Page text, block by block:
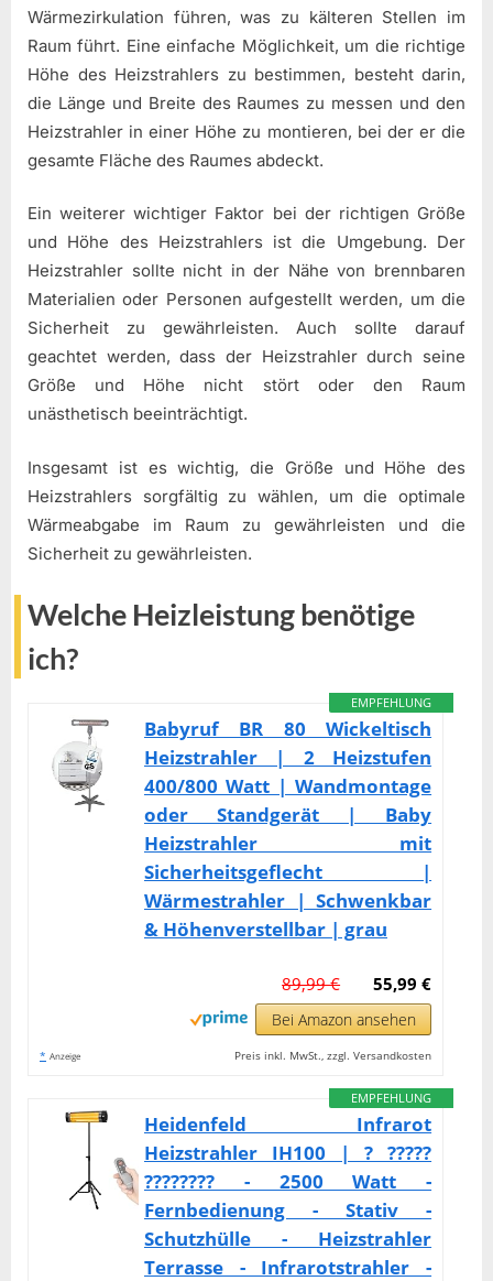
Wärmezirkulation führen, was zu kälteren Stellen im
Raum führt. Eine einfache Möglichkeit, um die richtige
Höhe des Heizstrahlers zu bestimmen, besteht darin,
die Länge und Breite des Raumes zu messen und den
Heizstrahler in einer Höhe zu montieren, bei der er die
gesamte Fläche des Raumes abdeckt.
Ein weiterer wichtiger Faktor bei der richtigen Größe
und Höhe des Heizstrahlers ist die Umgebung. Der
Heizstrahler sollte nicht in der Nähe von brennbaren
Materialien oder Personen aufgestellt werden, um die
Sicherheit zu gewährleisten. Auch sollte darauf
geachtet werden, dass der Heizstrahler durch seine
Größe und Höhe nicht stört oder den Raum
unästhetisch beeinträchtigt.
Insgesamt ist es wichtig, die Größe und Höhe des
Heizstrahlers sorgfältig zu wählen, um die optimale
Wärmeabgabe im Raum zu gewährleisten und die
Sicherheit zu gewährleisten.
Welche Heizleistung benötige
ich?
EMPFEHLUNG
Babyruf BR 80 Wickeltisch
Heizstrahler | 2 Heizstufen
400/800 Watt | Wandmontage
oder Standgerät | Baby
Heizstrahler mit
Sicherheitsgeflecht |
Wärmestrahler | Schwenkbar
& Höhenverstellbar | grau
55,99 €
89,99 €
Bei Amazon ansehen
* Anzeige Preis inkl. MwSt., zzgl. Versandkosten
EMPFEHLUNG
Heidenfeld Infrarot
Heizstrahler IH100 | ? ?????
???????? - 2500 Watt -
Fernbedienung - Stativ -
Schutzhülle - Heizstrahler
Terrasse - Infrarotstrahler -